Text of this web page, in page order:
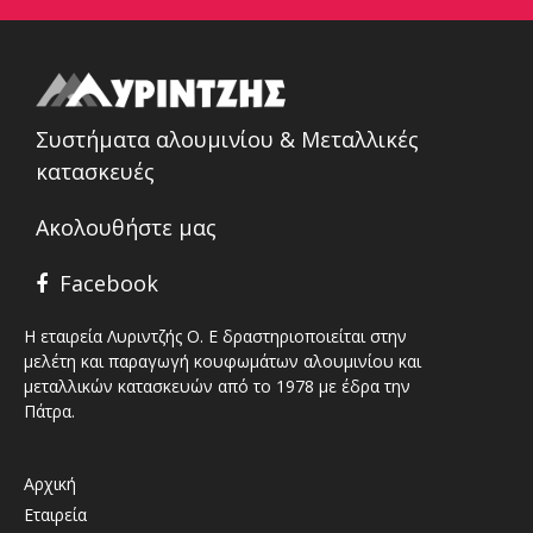
Συστήματα αλουμινίου & Μεταλλικές
κατασκευές
Ακολουθήστε μας
Facebook
Η εταιρεία Λυριντζής Ο. Ε δραστηριοποιείται στην
μελέτη και παραγωγή κουφωμάτων αλουμινίου και
μεταλλικών κατασκευών από το 1978 με έδρα την
Πάτρα.
Αρχική
Εταιρεία